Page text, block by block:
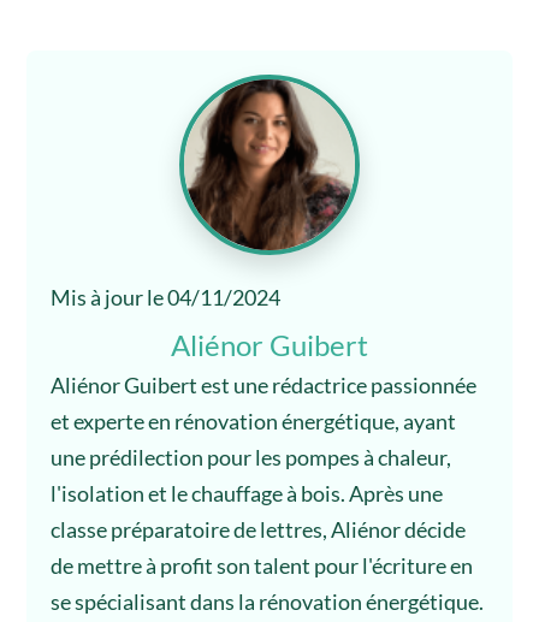
Mis à jour le 04/11/2024
Aliénor Guibert
Aliénor Guibert est une rédactrice passionnée
et experte en rénovation énergétique, ayant
une prédilection pour les pompes à chaleur,
l'isolation et le chauffage à bois. Après une
classe préparatoire de lettres, Aliénor décide
de mettre à profit son talent pour l'écriture en
se spécialisant dans la rénovation énergétique.